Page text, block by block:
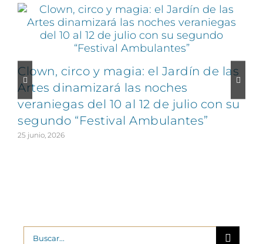
Clown, circo y magia: el Jardín de las
Artes dinamizará las noches
veraniegas del 10 al 12 de julio con su
segundo “Festival Ambulantes”
25 junio, 2026
Buscar: